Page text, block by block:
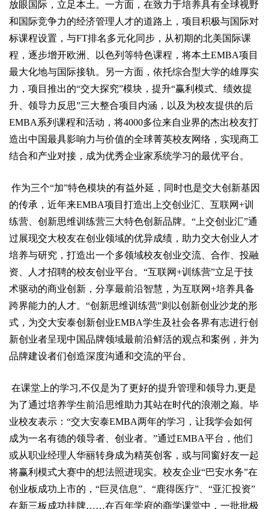
放眼国际，立足本土。一方面，在致力于培养具有全球视野
和国际竞争力的经济管理人才的道路上，项目积极与国际对
标课程设置，与FT排名多元化同步，从初期的北美国际课
程，逐步增开欧洲、以色列等特色课程，将本土EMBA项目
最大化地与国际接轨。另一方面，依托综合型大学的雄厚实
力，项目推出的“交大探究”模块，提升“赢利模式、绩效提
升、领导力反思”三大整合项目内涵，以及为校友提供的后
EMBA系列课程和活动，将4000多位来自业界的杰出校友打
造出中国最具影响力与价值的全球菁英校友网络，实现商工
结合和产业对接，成为优秀企业家系统学习的最优平台。
作为三个“加”特色模块的有益外延，同时也是交大创新基因
的传承，近年来EMBA项目打造出上交创业汇、互联网+训
练营、创新思维训练营三大特色创新品牌。“上交创业汇”通
过展现交大校友在创业领域的优异成绩，助力交大创业人才
培养与研究，打造出一个多领域校友创业交流、合作、投融
资、人才招聘的校友创业平台。“互联网+训练营”立足于技
术驱动的商业创新，分享最前沿智慧，为互联网+培养具备
跨界能力的人才。“创新思维训练营”则以创新创业沙龙的形
式，为交大安泰创新创业EMBA学生及社会各界有志进行创
新创业者呈现中国品牌领域最前沿鲜活的观点和案例，并为
品牌建设者们创造深度沟通和交流的平台。
在课堂上的学习,不仅是为了更好的提升管理和领导力,更是
为了通过培养学生前沿思维助力其站在时代的浪潮之巅。毕
业校友表示：“交大安泰EMBA两年的学习，让我学会如何
成为一名有德的领导者、创业者。”通过EMBA平台，他们
或从职业经理人华丽转身成为精英创客，或与同窗好友一起
将赢利模式大赛中的想法照进现实。校友企业“巴安水务”在
创业板成功上市的，“巨灵信息”、“鹿得医疗”、“亚汇投资”
在新三板成功挂牌……在百年学府的商学课堂中，一批批极